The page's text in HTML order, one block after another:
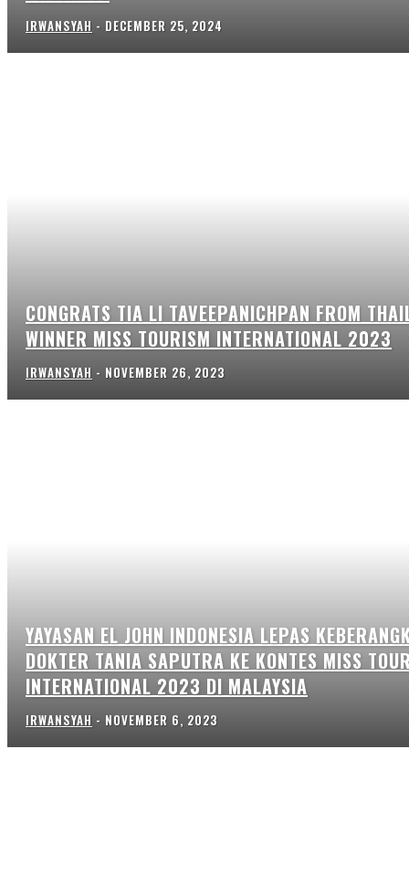
IRWANSYAH - DECEMBER 25, 2024
CONGRATS TIA LI TAVEEPANICHPAN FROM
WINNER MISS TOURISM INTERNATIONAL 2023
IRWANSYAH - NOVEMBER 26, 2023
YAYASAN EL JOHN INDONESIA LEPAS
DOKTER TANIA SAPUTRA KE KONTES MISS
INTERNATIONAL 2023 DI MALAYSIA
IRWANSYAH - NOVEMBER 6, 2023